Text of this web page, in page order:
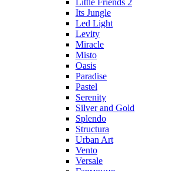
Little Friends 2
Its Jungle
Led Light
Levity
Miracle
Misto
Oasis
Paradise
Pastel
Serenity
Silver and Gold
Splendo
Structura
Urban Art
Vento
Versale